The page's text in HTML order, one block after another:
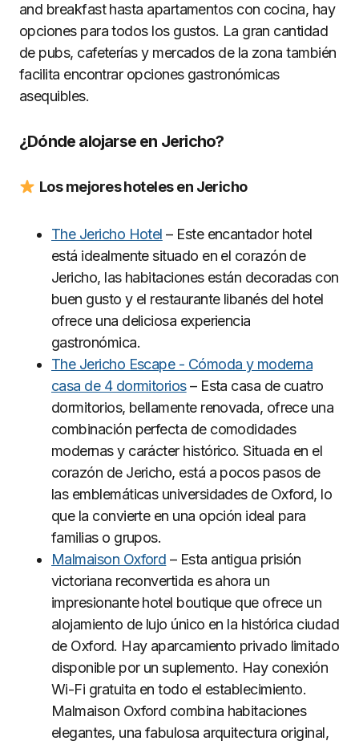
and breakfast hasta apartamentos con cocina, hay
opciones para todos los gustos. La gran cantidad
de pubs, cafeterías y mercados de la zona también
facilita encontrar opciones gastronómicas
asequibles.
¿Dónde alojarse en Jericho?
Los mejores hoteles en Jericho
The Jericho Hotel – Este encantador hotel
está idealmente situado en el corazón de
Jericho, las habitaciones están decoradas con
buen gusto y el restaurante libanés del hotel
ofrece una deliciosa experiencia
gastronómica.
The Jericho Escape - Cómoda y moderna
casa de 4 dormitorios– Esta casa de cuatro
dormitorios, bellamente renovada, ofrece una
combinación perfecta de comodidades
modernas y carácter histórico. Situada en el
corazón de Jericho, está a pocos pasos de
las emblemáticas universidades de Oxford, lo
que la convierte en una opción ideal para
familias o grupos.
Malmaison Oxford – Esta antigua prisión
victoriana reconvertida es ahora un
impresionante hotel boutique que ofrece un
alojamiento de lujo único en la histórica ciudad
de Oxford. Hay aparcamiento privado limitado
disponible por un suplemento. Hay conexión
Wi-Fi gratuita en todo el establecimiento.
Malmaison Oxford combina habitaciones
elegantes, una fabulosa arquitectura original,